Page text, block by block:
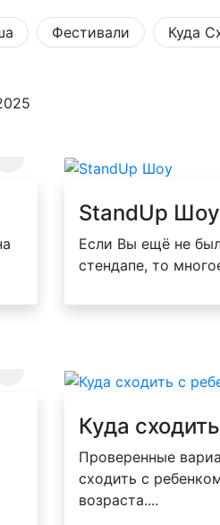
Фестивали Куда
StandUp Шоу
Если Вы ещё не
стендапе, то
Куда
Проверенные
сходить с
возраста....